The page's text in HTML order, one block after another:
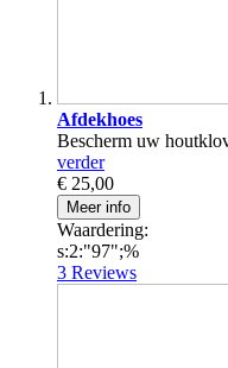
Afdekhoes
Bescherm uw
verder
€ 25,00
Meer info
Waardering:
s:2:"97";%
3 Reviews